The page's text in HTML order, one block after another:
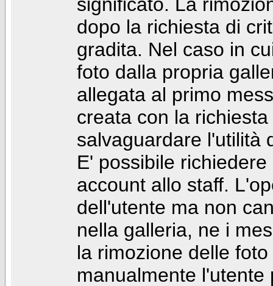
dopo la richiesta di
gradita. Nel caso in
foto dalla propria
allegata al primo
creata con la
salvaguardare l'utilità
E' possibile
account allo staff.
dell'utente ma non
nella galleria, ne i
la rimozione delle
manualmente